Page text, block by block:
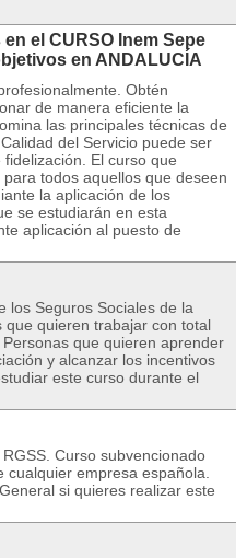
el CURSO Inem Sepe
en ANDALUCÍA
Obtén
de manera eficiente la
las principales técnicas de
del Servicio puede ser
El curso que
todos aquellos que deseen
la aplicación de los
se estudiarán en esta
aplicación al puesto de
los Seguros Sociales de la
que quieren trabajar con total
que quieren aprender
y alcanzar los incentivos
este curso durante el
Curso subvencionado
empresa española.
si quieres realizar este